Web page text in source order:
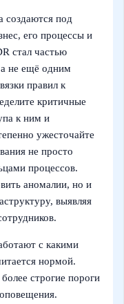
создаются под
его процессы и
стал частью
не ещё одним
правил к
критичные
к ним и
ужесточайте
не просто
процессов.
аномалии, но и
выявляя
с какими
нормой.
строгие пороги